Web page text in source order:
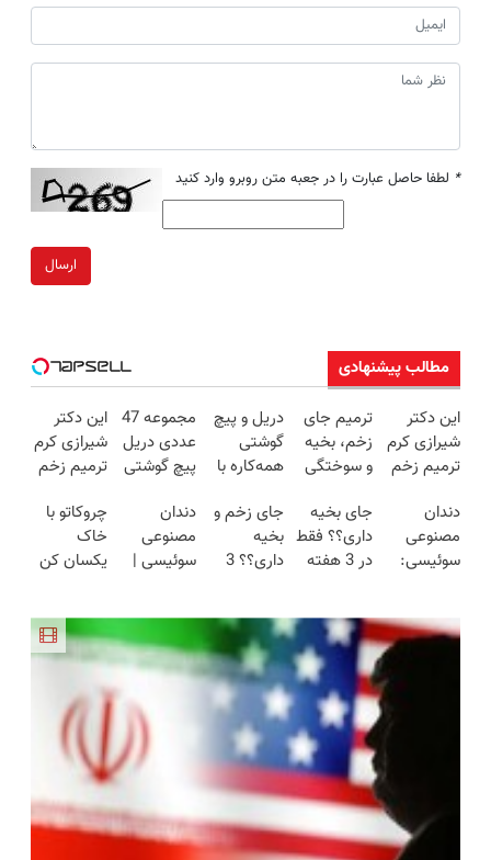
* لطفا حاصل عبارت را در جعبه متن روبرو وارد کنید
ارسال
مطالب پیشنهادی
این دکتر
شیرازی کرم
ترمیم زخم
ساخت!!!
ترمیم جای
زخم، بخیه
و سوختگی
هفته!!😍
دریل و پیچ
گوشتی
همه‌کاره با
هوشمند ⚙️
(نصف
قیمت بازار
مجموعه 47
عددی دریل
پیچ گوشتی
(تخفیف به
مدت
محدود)
این دکتر
شیرازی کرم
ترمیم زخم
ساخت!!!
دندان
مصنوعی
سوئیسی:
اروپا، سبک
جای بخیه
داری؟؟ فقط
در 3 هفته
جای زخم و
بخیه
داری؟؟ 3
دندان
مصنوعی
سوئیسی |
ویزیت
رایگان+پرداخت
اقساطی😍
چروکاتو با
خاک
یکسان کن
صرفه)